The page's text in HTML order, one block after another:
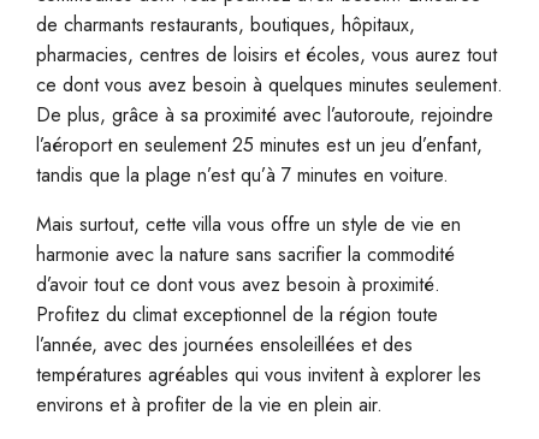
de charmants restaurants, boutiques, hôpitaux,
pharmacies, centres de loisirs et écoles, vous aurez tout
ce dont vous avez besoin à quelques minutes seulement.
De plus, grâce à sa proximité avec l’autoroute, rejoindre
l’aéroport en seulement 25 minutes est un jeu d’enfant,
tandis que la plage n’est qu’à 7 minutes en voiture.
Mais surtout, cette villa vous offre un style de vie en
harmonie avec la nature sans sacrifier la commodité
d’avoir tout ce dont vous avez besoin à proximité.
Profitez du climat exceptionnel de la région toute
l’année, avec des journées ensoleillées et des
températures agréables qui vous invitent à explorer les
environs et à profiter de la vie en plein air.